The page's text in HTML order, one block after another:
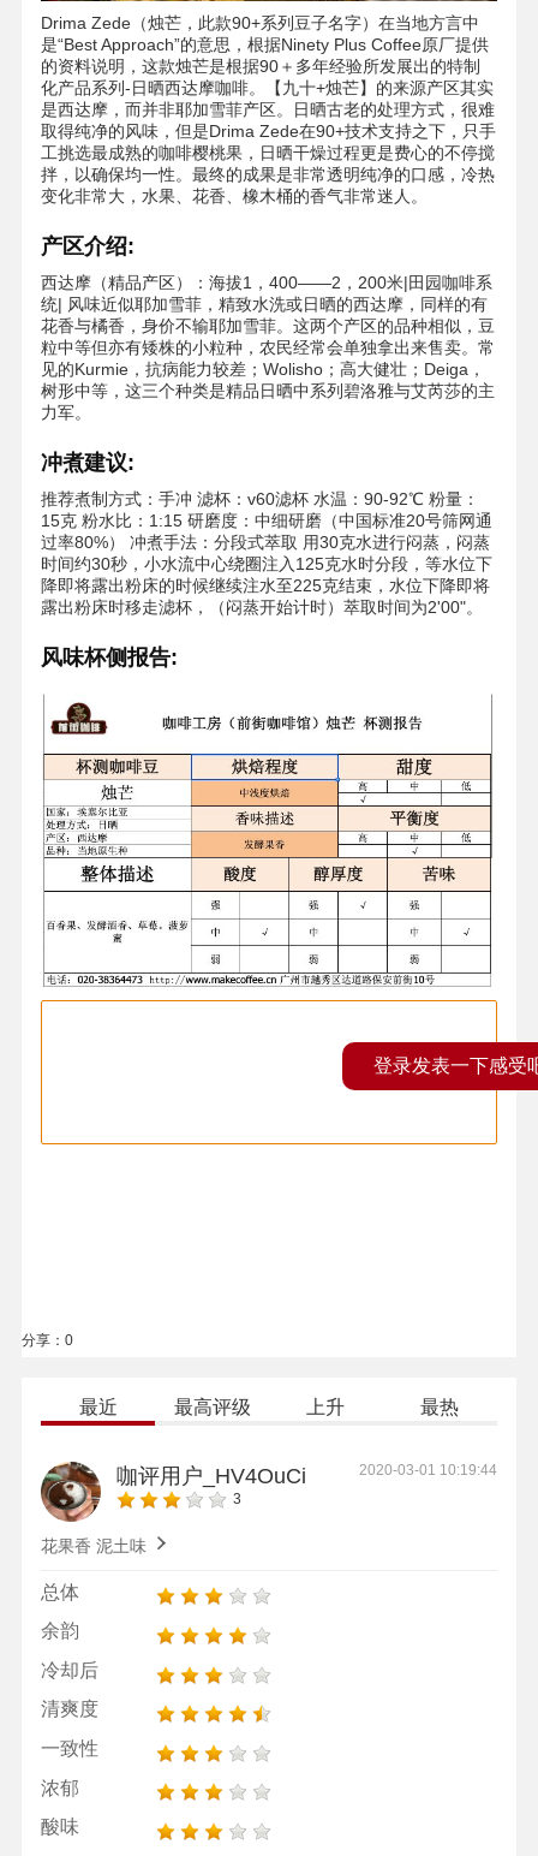
Drima Zede（烛芒，此款90+系列豆子名字）在当地方言中
是“Best Approach”的意思，根据Ninety Plus Coffee原厂提供
的资料说明，这款烛芒是根据90＋多年经验所发展出的特制
化产品系列-日晒西达摩咖啡。【九十+烛芒】的来源产区其实
是西达摩，而并非耶加雪菲产区。日晒古老的处理方式，很难
取得纯净的风味，但是Drima Zede在90+技术支持之下，只手
工挑选最成熟的咖啡樱桃果，日晒干燥过程更是费心的不停搅
拌，以确保均一性。最终的成果是非常透明纯净的口感，冷热
变化非常大，水果、花香、橡木桶的香气非常迷人。
产区介绍:
西达摩（精品产区）：海拔1，400——2，200米|田园咖啡系
统| 风味近似耶加雪菲，精致水洗或日晒的西达摩，同样的有
花香与橘香，身价不输耶加雪菲。这两个产区的品种相似，豆
粒中等但亦有矮株的小粒种，农民经常会单独拿出来售卖。常
见的Kurmie，抗病能力较差；Wolisho；高大健壮；Deiga，
树形中等，这三个种类是精品日晒中系列碧洛雅与艾芮莎的主
力军。
冲煮建议:
推荐煮制方式：手冲 滤杯：v60滤杯 水温：90-92℃ 粉量：
15克 粉水比：1:15 研磨度：中细研磨（中国标准20号筛网通
过率80%） 冲煮手法：分段式萃取 用30克水进行闷蒸，闷蒸
时间约30秒，小水流中心绕圈注入125克水时分段，等水位下
降即将露出粉床的时候继续注水至225克结束，水位下降即将
露出粉床时移走滤杯，（闷蒸开始计时）萃取时间为2'00"。
风味杯侧报告:
登录发表一下感受
分享： 0
最近 最高评级 上升 最热
咖评用户_HV4OuCi
3
花果香 泥土味
总体
余韵
冷却后
清爽度
一致性
浓郁
酸味
2020-03-01 10:19:44